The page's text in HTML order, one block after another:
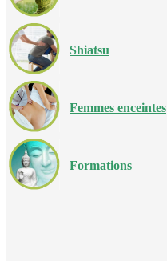
Shiatsu
Femmes enceintes
Formations